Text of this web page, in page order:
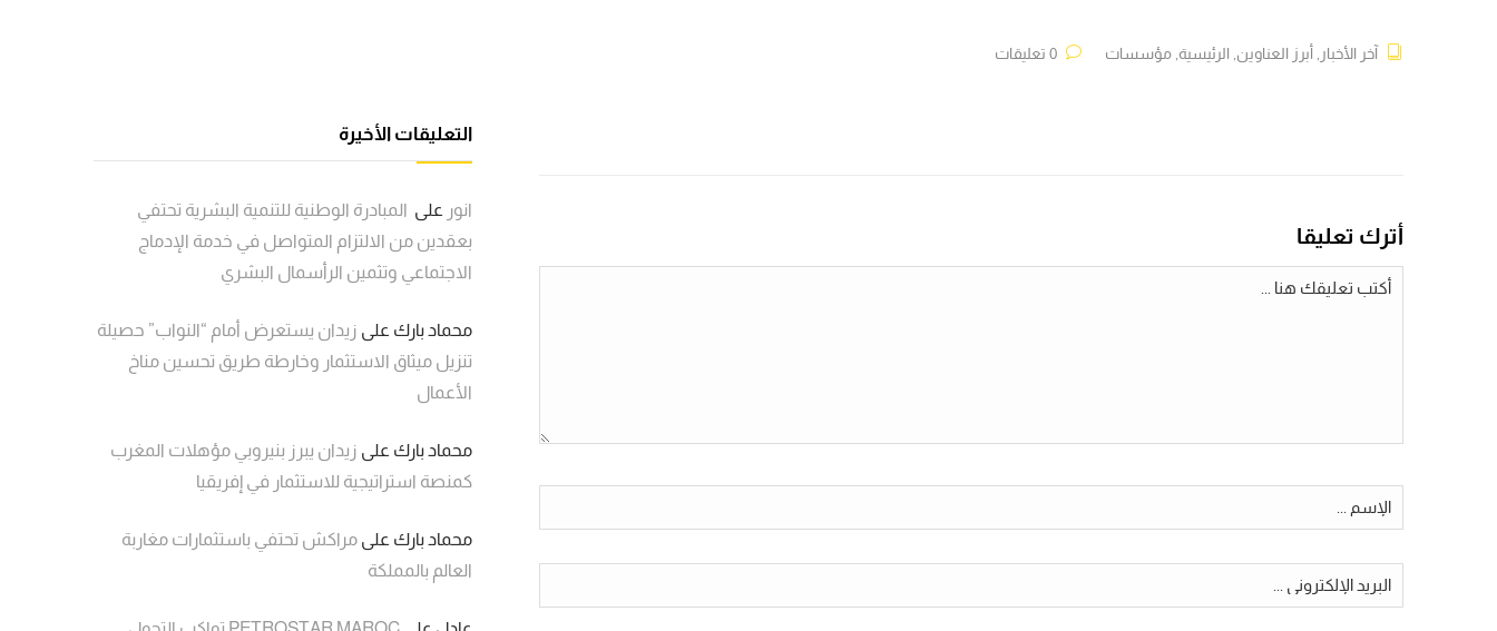
آخر الأخبار أبرز العناوين الرئيسية مؤسسات
أترك تعليقا
التعليقات الأخيرة
انور على المبادرة الوطنية للتنمية البشرية تحتفي
بعقدين من الالتزام المتواصل في خدمة الإدماج
الاجتماعي وتثمين الرأسمال البشري
محماد بارك على زيدان يستعرض أمام “النواب” حصيلة
تنزيل ميثاق الاستثمار وخارطة طريق تحسين مناخ
الأعمال
محماد بارك على زيدان يبرز بنيروبي مؤهلات المغرب
كمنصة استراتيجية للاستثمار في إفريقيا
محماد بارك على مراكش تحتفي باستثمارات مغاربة
العالم بالمملكة